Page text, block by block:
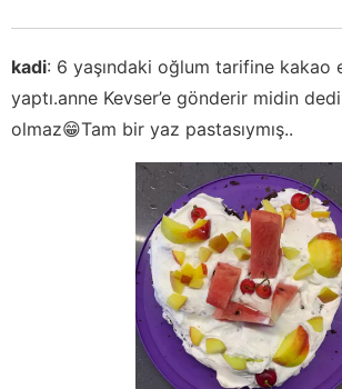
kadi: 6 yaşındaki oğlum tarifine kakao
yaptı.anne Kevser’e gönderir midin
olmaz😁Tam bir yaz pastasıymış..